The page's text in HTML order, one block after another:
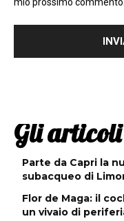
Gli
Parte da Capri la
subacqueo di
Flor de Maga: il
un vivaio di